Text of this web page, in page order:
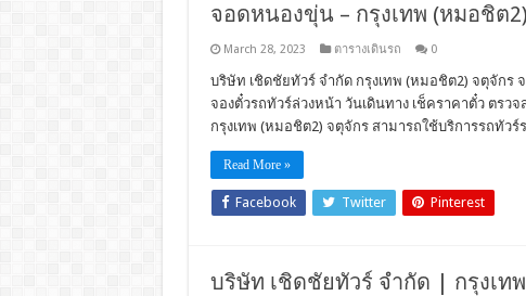
จอดหนองขุ่น – กรุงเทพ (หมอชิต
March 28, 2023 ตารางเดินรถ 0
บริษัท เชิดชัยทัวร์ จำกัด กรุงเทพ (หมอชิต2) จตุจักร
จองตั๋วรถทัวร์ล่วงหน้า วันเดินทาง เช็คราคาตั๋ว ตรว
กรุงเทพ (หมอชิต2) จตุจักร สามารถใช้บริการรถทัว
Read More »
Facebook Twitter Pinterest
บริษัท เชิดชัยทัวร์ จำกัด | กรุงเท